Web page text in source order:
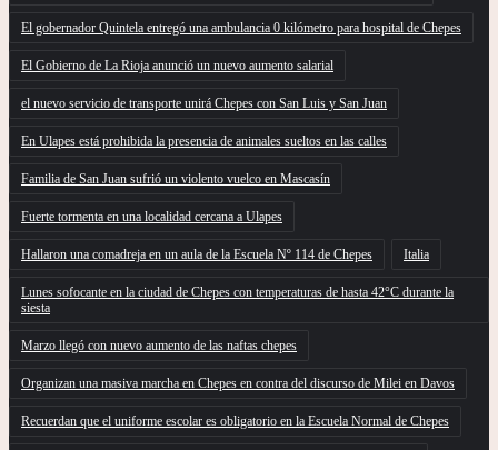
El gobernador Quintela entregó una ambulancia 0 kilómetro para hospital de Chepes
El Gobierno de La Rioja anunció un nuevo aumento salarial
el nuevo servicio de transporte unirá Chepes con San Luis y San Juan
En Ulapes está prohibida la presencia de animales sueltos en las calles
Familia de San Juan sufrió un violento vuelco en Mascasín
Fuerte tormenta en una localidad cercana a Ulapes
Hallaron una comadreja en un aula de la Escuela Nº 114 de Chepes Italia
Lunes sofocante en la ciudad de Chepes con temperaturas de hasta 42°C durante la
siesta
Marzo llegó con nuevo aumento de las naftas chepes
Organizan una masiva marcha en Chepes en contra del discurso de Milei en Davos
Recuerdan que el uniforme escolar es obligatorio en la Escuela Normal de Chepes